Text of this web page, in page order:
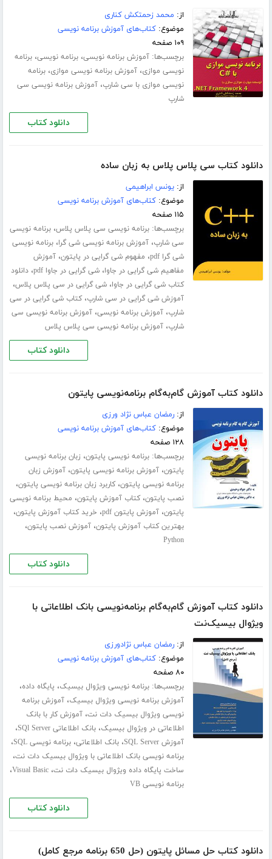
از: محمد زحمتکش کناری
موضوع:کتاب‌های آموزش برنامه نویسی
۱۰۹ صفحه
برچسب‌ها:آموزش برنامه نویسی،برنامه نویسی،برنامه
نویسی موازی،آموزش برنامه نویسی موازی،برنامه
نویسی موازی با سی شارپ،آموزش برنامه نویسی سی
شارپ
دانلود کتاب
دانلود کتاب سی پلاس پلاس به زبان ساده
از:یونس ابراهیمی
موضوع:کتاب‌های آموزش برنامه نویسی
۱۱۵ صفحه
برچسب‌ها:برنامه نویسی سی پلاس پلاس،برنامه نویسی
سی شارپ،آموزش برنامه نویسی شی گرا،برنامه نویسی
شی گرا pdf
، مفهوم شی گرایی در پایتون،آموزش
مفاهیم شی گرایی در جاوا،شی گرایی در جاوا pdf ،دانلود
کتاب شی گرایی در جاوا،شی گرایی در سی پلاس پلاس،
آموزش شی گرایی در سی شارپ،کتاب شی گرایی در سی
شارپ،آموزش برنامه نویسی،آموزش برنامه ­نویسی سی
شارپ،آموزش برنامه نویسی سی پلاس پلاس
دانلود کتاب
دانلود کتاب آموزش گام‌به‌گام برنامه‌نویسی پایتون
از:رمضان عباس نژاد ورزی
موضوع:کتاب‌های آموزش برنامه نویسی
۱۲۸ صفحه
برچسب‌ها:برنامه نویسی پایتون، زبان برنامه نویسی
پایتون،آموزش برنامه نویسی پایتون،آموزش زبان
برنامه نویسی پایتون،کاربرد زبان برنامه نویسی پایتون،
نصب پایتون،کتاب آموزش پایتون، محیط برنامه نویسی
پایتون،آموزش پایتون pdf ، خرید کتاب آموزش پایتون،
بهترین کتاب آموزش پایتون،آموزش نصب پایتون،
Python
دانلود کتاب
دانلود کتاب آموزش گام‌به‌گام برنامه‌نویسی بانک اطلاعاتی با
ویژوال بیسیک‌نت
از:رمضان عباس نژادورزی
موضوع:کتاب‌های آموزش برنامه نویسی
۸۰ صفحه
برچسب‌ها:برنامه نویسی ویژوال بیسیک، پایگاه داده،
آموزش برنامه نویسی ویژوال بیسیک،آموزش برنامه
نویسی ویژوال بیسیک دات نت،آموزش کار با بانک
اطلاعاتی در ویژوال بیسیک،بانک اطلاعاتی SQl Server ،
آموزش SQL Server ،بانک اطلاعاتی،برنامه نویسی SQL ،
برنامه نویسی بانک اطلاعاتی با ویژوال بیسیک دات نت،
ساخت پایگاه داده ویژوال بیسیک دات نت،Visual Basic،
برنامه نویسی VB
دانلود کتاب
دانلود کتاب حل مسائل پایتون (حل 650 برنامه مرجع کامل)